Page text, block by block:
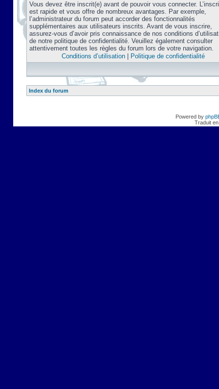
Vous devez être inscrit(e) avant de pouvoir vous connecter.
est rapide et vous offre de nombreux avantages. Par exemple,
l’administrateur du forum peut accorder des fonctionnalités
supplémentaires aux utilisateurs inscrits. Avant de vous inscrire,
assurez-vous d’avoir pris connaissance de nos conditions
de notre politique de confidentialité. Veuillez également consulter
attentivement toutes les règles du forum lors de votre navigation.
Conditions d’utilisation| Politique de confidentialité
Index du forum
Powered by
Traduit